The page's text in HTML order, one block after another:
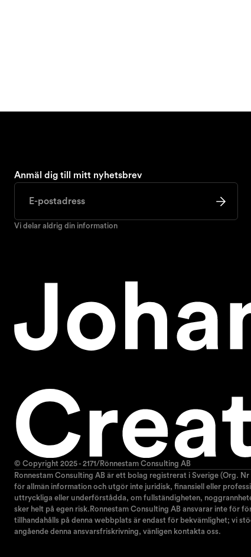
Anmäl dig till mitt nyhetsbrev
Vi delar aldrig din information
© Copyright 2025 - 2171/Rönnestam Consulting AB
Ronnestam Consulting AB är ett bolag registrerat i Sverige (Org.
för allmän information och utgör inte juridisk, finansiell eller
uttryckliga eller underförstådda, om fullständigheten,
sker helt på egen risk.Ronnestam Consulting AB ansvarar inte för
tillhandahålls på denna webbplats är endast för bekvämlighet; vi
angående denna ansvarsfriskrivning, vänligen kontakta oss.